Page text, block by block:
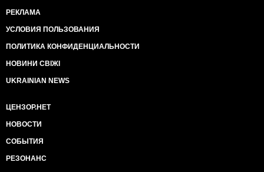
РЕКЛАМА
УСЛОВИЯ ПОЛЬЗОВАНИЯ
ПОЛИТИКА КОНФИДЕНЦИАЛЬНОСТИ
НОВИНИ СВІЖІ
UKRAINIAN NEWS
ЦЕНЗОР.НЕТ
НОВОСТИ
СОБЫТИЯ
РЕЗОНАНС